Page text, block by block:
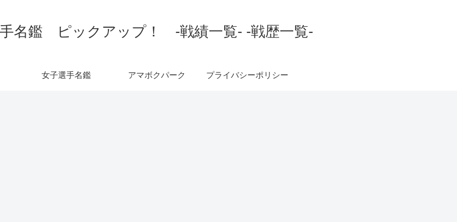
名鑑 ピックアップ！ -戦績一覧- -戦歴一覧-
女子選手名鑑 アマボクパーク プライバシーポリシー